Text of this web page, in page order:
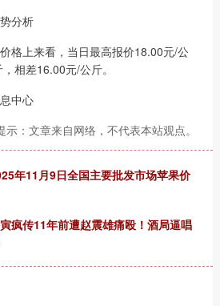
分析
格上来看，当日最高报价18.00元/公
相差16.00元/公斤。
中心
示：文章来自网络，不代表本站观点。
年11月9日全国主要批发市场苹果价
疯传11年前遭赵震雄痛殴！酒局逼唱